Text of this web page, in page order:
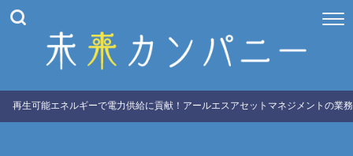
再生可能エネルギーで電力供給に貢献！アールエスアセットマネジメントの業